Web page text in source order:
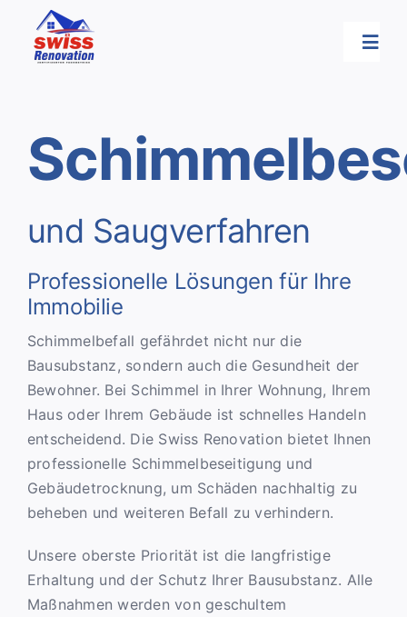
content
Sanierung
Renovation-Umbau
Abdichtung
Bautenschutz
Analyse
Referenzen
Kontakt
und Saugverfahren
Professionelle Lösungen für Ihre
Immobilie
Schimmelbefall gefährdet nicht nur die
Bausubstanz, sondern auch die Gesundheit der
Bewohner. Bei Schimmel in Ihrer Wohnung, Ihrem
Haus oder Ihrem Gebäude ist schnelles Handeln
entscheidend. Die Swiss Renovation bietet Ihnen
professionelle Schimmelbeseitigung und
Gebäudetrocknung, um Schäden nachhaltig zu
beheben und weiteren Befall zu verhindern.
Unsere oberste Priorität ist die langfristige
Erhaltung und der Schutz Ihrer Bausubstanz. Alle
Maßnahmen werden von geschultem